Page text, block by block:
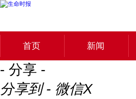
首页 新闻
- 分享 -
分享到 - 微信X